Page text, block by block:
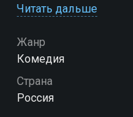
лагере, где отдыхает
детей и директора
Старостина.
Читать дальше
Жанр
Комедия
Страна
Россия